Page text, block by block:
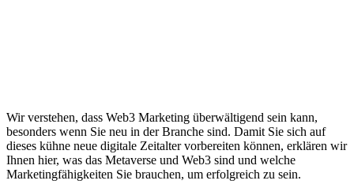
Wir verstehen, dass Web3 Marketing überwältigend sein kann,
besonders wenn Sie neu in der Branche sind. Damit Sie sich auf
dieses kühne neue digitale Zeitalter vorbereiten können, erklären wir
Ihnen hier, was das Metaverse und Web3 sind und welche
Marketingfähigkeiten Sie brauchen, um erfolgreich zu sein.